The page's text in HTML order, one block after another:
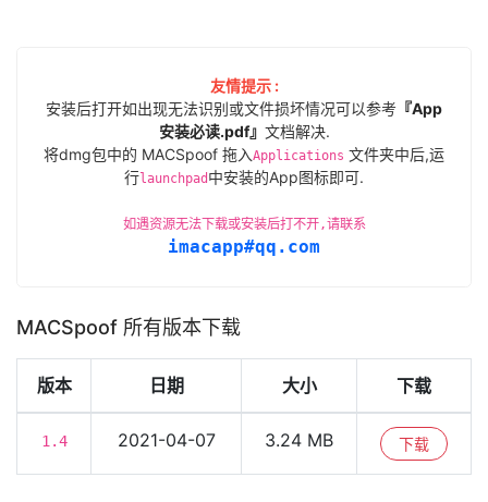
友情提示 :
安装后打开如出现无法识别或文件损坏情况可以参考 『App
安装必读.pdf』 文档解决.
将dmg包中的 MACSpoof 拖入Applications 文件夹中后,运
行launchpad 中安装的App图标即可.
如遇资源无法下载或安装后打不开,请联系
imacapp#qq.com
MACSpoof 所有版本下载
版本 日期 大小 下载
1.4 2021-04-07 3.24 MB 下载